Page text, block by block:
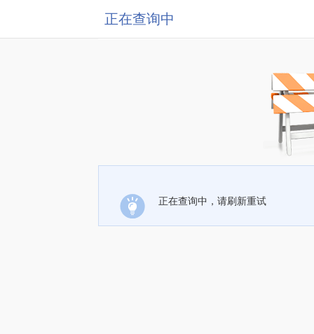
正在查询中
正在查询中，请刷新重试